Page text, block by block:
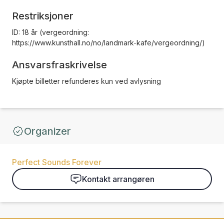
Restriksjoner
ID: 18 år (vergeordning:
https://www.kunsthall.no/no/landmark-kafe/vergeordning/)
Ansvarsfraskrivelse
Kjøpte billetter refunderes kun ved avlysning
Organizer
Perfect Sounds Forever
Kontakt arrangøren